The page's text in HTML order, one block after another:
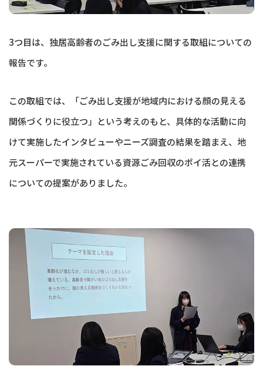
3つ目は、独居高齢者のごみ出し支援に関する取組についての
報告です。
この取組では、「ごみ出し支援が地域内における顔の見える
関係づくりに役立つ」という考えのもと、具体的な活動に向
けて実施したインタビューやニーズ調査の結果を踏まえ、地
元スーパーで実施されている資源ごみ回収のポイ活との連携
についての提案がありました。